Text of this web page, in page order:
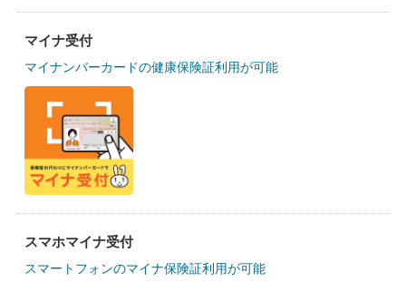
マイナ受付
マイナンバーカードの健康保険証利用が可能
スマホマイナ受付
スマートフォンのマイナ保険証利用が可能